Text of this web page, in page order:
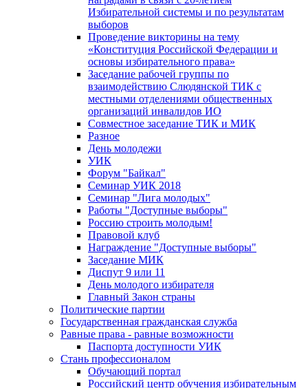
Избирательной системы и по результатам
выборов
Проведение викторины на тему
«Конституция Российской Федерации и
основы избирательного права»
Заседание рабочей группы по
взаимодействию Слюдянской ТИК с
местными отделениями общественных
организаций инвалидов ИО
Совместное заседание ТИК и МИК
Разное
День молодежи
УИК
Форум "Байкал"
Семинар УИК 2018
Семинар "Лига молодых"
Работы "Доступные выборы"
Россию строить молодым!
Правовой клуб
Награждение "Доступные выборы"
Заседание МИК
Диспут 9 или 11
День молодого избирателя
Главный Закон страны
Политические партии
Государственная гражданская служба
Равные права - равные возможности
Паспорта доступности УИК
Стань профессионалом
Обучающий портал
Российский центр обучения избирательным